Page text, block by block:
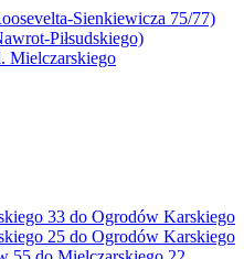
Sienkiewicza 75/77)
Piłsudskiego)
Mielczarskiego
33 do Ogrodów Karskiego
25 do Ogrodów Karskiego